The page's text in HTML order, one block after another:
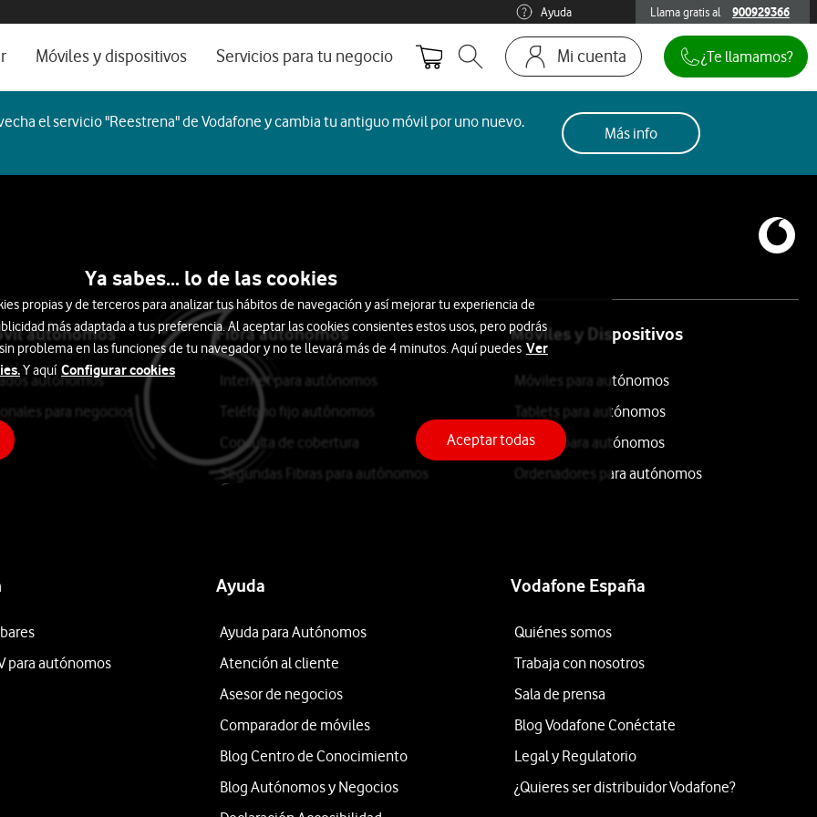
ayuda e idioma Ayuda Llama gratis al
900929366 900929366
Móviles y dispositivos
Ver todos
Servicios para tu negocio
Blog Autónomos y Negocios
Abrir buscador. Abre en ventana modal
Mi cuenta
Ir a la pagina acceso clientes
¿Te llamamos?
el servicio "Reestrena" de Vodafone y cambia tu antiguo móvil por uno nuevo.
Más info
autónomos
autónomos
para negocios
Fibra autónomos
Internet para autónomos
Teléfono fijo autónomos
Consulta de cobertura
Segundas Fibras para autónomos
Móviles y Dispositivos
Móviles para autónomos
Tablets para autónomos
iPhone para autónomos
Ordenadores para autónomos
para autónomos
Ayuda
Ayuda para Autónomos
Atención al cliente
Asesor de negocios
Comparador de móviles
Blog Centro de Conocimiento
Blog Autónomos y Negocios
Vodafone España
Quiénes somos
Trabaja con nosotros
Sala de prensa
Blog Vodafone Conéctate
Legal y Regulatorio
¿Quieres ser distribuidor Vodafone?
Ya sabes... lo de las cookies
propias y de terceros para analizar tus hábitos de navegación y así mejorar tu experiencia de
más adaptada a tus preferencia. Al aceptar las cookies consientes estos usos, pero podrás
problema en las funciones de tu navegador y no te llevará más de 4 minutos. Aquí puedes Ver
Y aquí Configurar cookies
Aceptar todas